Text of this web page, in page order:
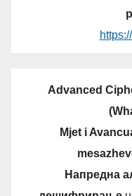
Advanced
Mjet i
Напредна